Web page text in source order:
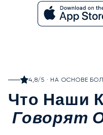
4,8/5 · НА ОСНОВЕ
Что Наши
Говорят